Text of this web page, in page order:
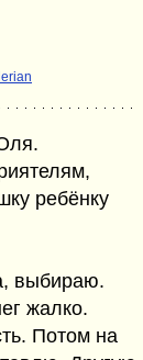
ребёнку
выбираю.
жалко.
Потом на